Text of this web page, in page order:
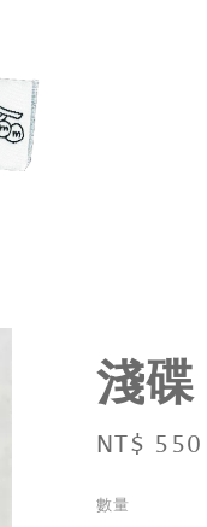
淺碟
Regular
NT$ 550
數量